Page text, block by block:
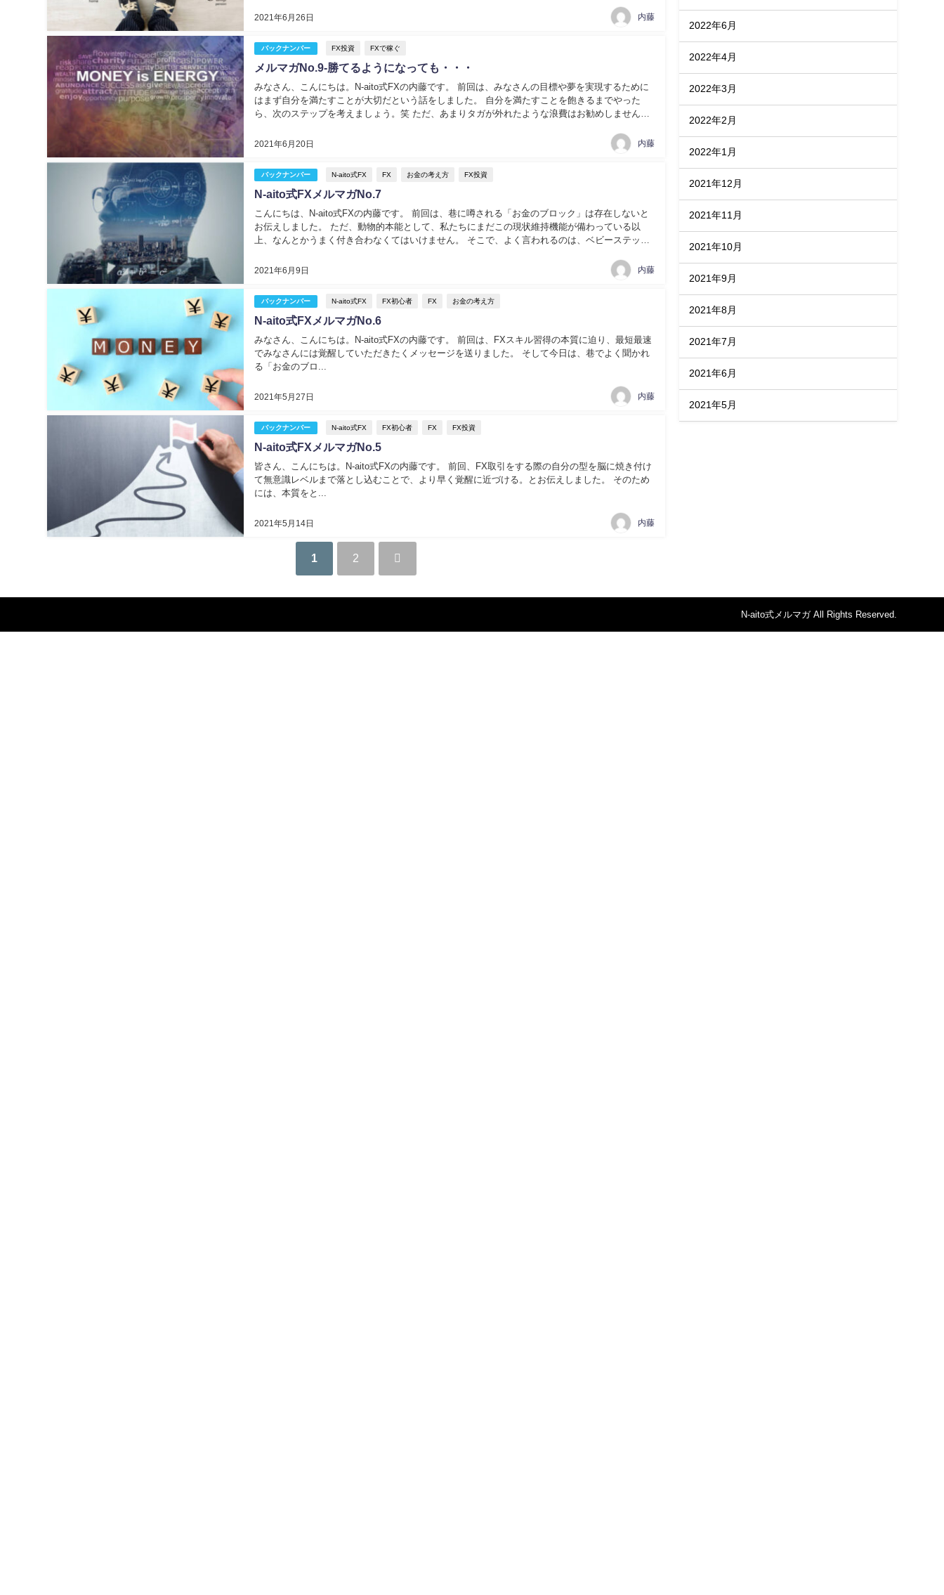
2021年6月26日 内藤
バックナンバー FX投資 FXで稼ぐ
メルマガNo.9-勝てるようになっても・・・
2021年6月20日
みなさん、こんにちは。N-aito式FXの内藤です。 前回は、みなさんの目標や夢を実現するために
はまず自分を満たすことが大切だという話をしました。 自分を満たすことを飽きるまでやった
ら、次のステップを考えましょう。笑 ただ、あまりタガが外れたような浪費はお勧めしません。
内藤
バックナンバー N-aito式FX FX お金の考え方 FX投資
N-aito式FXメルマガNo.7
2021年6月9日
こんにちは、N-aito式FXの内藤です。 前回は、巷に噂される「お金のブロック」は存在しないと
お伝えしました。 ただ、動物的本能として、私たちにまだこの現状維持機能が備わっている以
上、なんとかうまく付き合わなくてはいけません。 そこで、よく言われるのは、ベビーステップ
内藤
バックナンバー N-aito式FX FX初心者 FX お金の考え方
N-aito式FXメルマガNo.6
2021年5月27日
みなさん、こんにちは。N-aito式FXの内藤です。 前回は、FXスキル習得の本質に迫り、最短最速
でみなさんには覚醒していただきたくメッセージを送りました。 そして今日は、巷でよく聞かれ
る「お金のブロ...
内藤
バックナンバー N-aito式FX FX初心者 FX FX投資
N-aito式FXメルマガNo.5
2021年5月14日
皆さん、こんにちは。N-aito式FXの内藤です。 前回、FX取引をする際の自分の型を脳に焼き付け
て無意識レベルまで落とし込むことで、より早く覚醒に近づける。とお伝えしました。 そのため
には、本質をと...
内藤
1 2
2022年6月
2022年4月
2022年3月
2022年2月
2022年1月
2021年12月
2021年11月
2021年10月
2021年9月
2021年8月
2021年7月
2021年6月
2021年5月
N-aito式メルマガ All Rights Reserved.